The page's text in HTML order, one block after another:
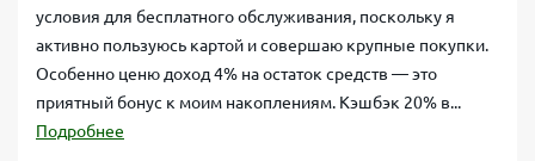
условия для бесплатного обслуживания, поскольку я
активно пользуюсь картой и совершаю крупные покупки.
Особенно ценю доход 4% на остаток средств — это
приятный бонус к моим накоплениям. Кэшбэк 20% в...
Подробнее